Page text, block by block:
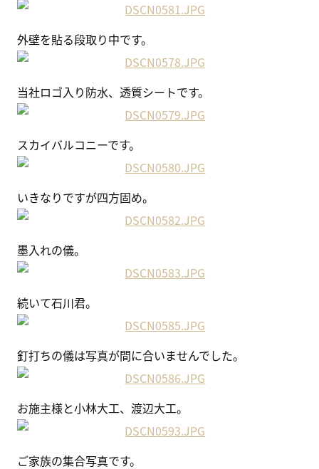
外壁を貼る段取り中です。
当社ロゴ入り防水、透質シートです。
スカイバルコニーです。
いきなりですが四方固め。
墨入れの儀。
続いて石川君。
釘打ちの儀は写真が間に合いませんでした。
お施主様と小林大工、渡辺大工。
ご家族の集合写真です。